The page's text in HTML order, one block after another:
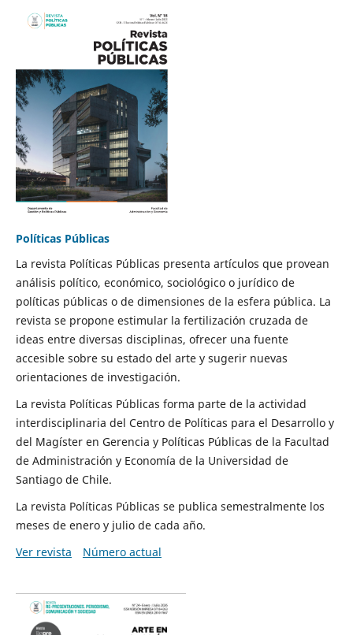
Políticas Públicas
La revista Políticas Públicas presenta artículos que provean
análisis político, económico, sociológico o jurídico de
políticas públicas o de dimensiones de la esfera pública. La
revista se propone estimular la fertilización cruzada de
ideas entre diversas disciplinas, ofrecer una fuente
accesible sobre su estado del arte y sugerir nuevas
orientaciones de investigación.
La revista Políticas Públicas forma parte de la actividad
interdisciplinaria del Centro de Políticas para el Desarrollo y
del Magíster en Gerencia y Políticas Públicas de la Facultad
de Administración y Economía de la Universidad de
Santiago de Chile.
La revista Políticas Públicas se publica semestralmente los
meses de enero y julio de cada año.
Ver revista
Número actual